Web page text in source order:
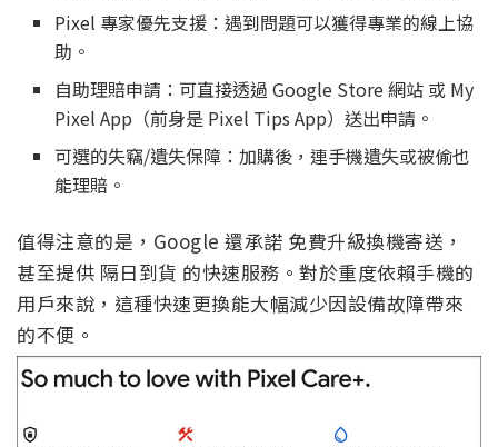
Pixel 專家優先支援：遇到問題可以獲得專業的線上協
助。
自助理賠申請：可直接透過 Google Store 網站 或 My
Pixel App（前身是 Pixel Tips App）送出申請。
可選的失竊/遺失保障：加購後，連手機遺失或被偷也
能理賠。
值得注意的是，Google 還承諾 免費升級換機寄送，
甚至提供 隔日到貨 的快速服務。對於重度依賴手機的
用戶來說，這種快速更換能大幅減少因設備故障帶來
的不便。